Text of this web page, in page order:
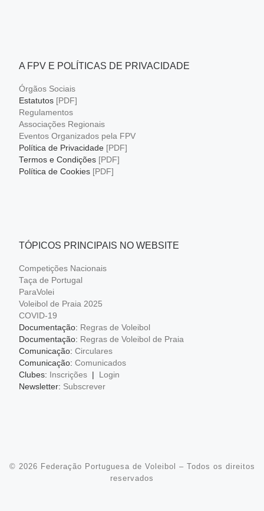
A FPV E POLÍTICAS DE PRIVACIDADE
Órgãos Sociais
Estatutos [PDF]
Regulamentos
Associações Regionais
Eventos Organizados pela FPV
Política de Privacidade [PDF]
Termos e Condições [PDF]
Política de Cookies [PDF]
TÓPICOS PRINCIPAIS NO WEBSITE
Competições Nacionais
Taça de Portugal
ParaVolei
Voleibol de Praia 2025
COVID-19
Documentação: Regras de Voleibol
Documentação: Regras de Voleibol de Praia
Comunicação: Circulares
Comunicação: Comunicados
Clubes: Inscrições|
Login
Newsletter: Subscrever
© 2026 Federação Portuguesa de Voleibol
– Todos os direitos
reservados